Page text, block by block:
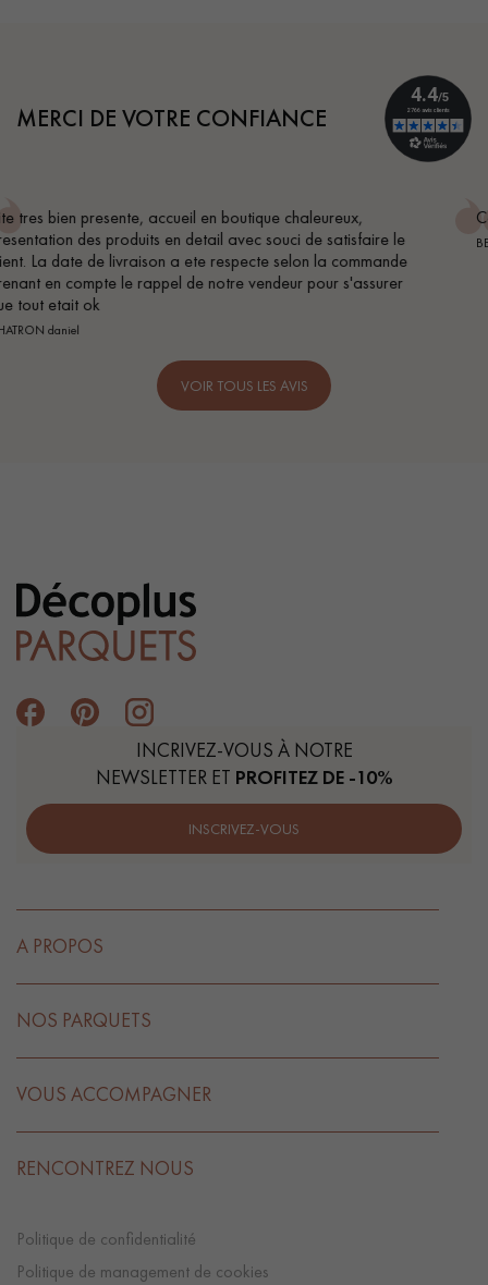
MERCI DE VOTRE CONFIANCE
le
Conseil parfait, échanges fluides. Je recommande
BEILE FRANCK
VOIR TOUS LES AVIS
INCRIVEZ-VOUS À NOTRE
NEWSLETTER ET PROFITEZ DE -10%
INSCRIVEZ-VOUS
A PROPOS
NOS PARQUETS
VOUS ACCOMPAGNER
RENCONTREZ NOUS
Politique de confidentialité
Politique de management de cookies